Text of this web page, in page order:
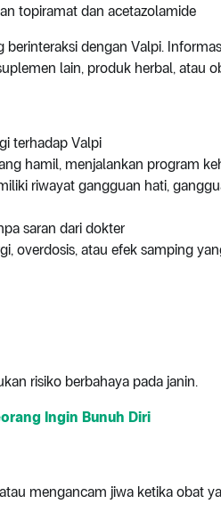
topiramat dan acetazolamide
dengan Valpi.
lain, produk herbal, atau
terhadap Valpi
hamil, menjalankan program
riwayat gangguan hati,
saran dari dokter
overdosis, atau efek samping
risiko berbahaya pada janin.
Ingin Bunuh Diri
mengancam jiwa ketika obat